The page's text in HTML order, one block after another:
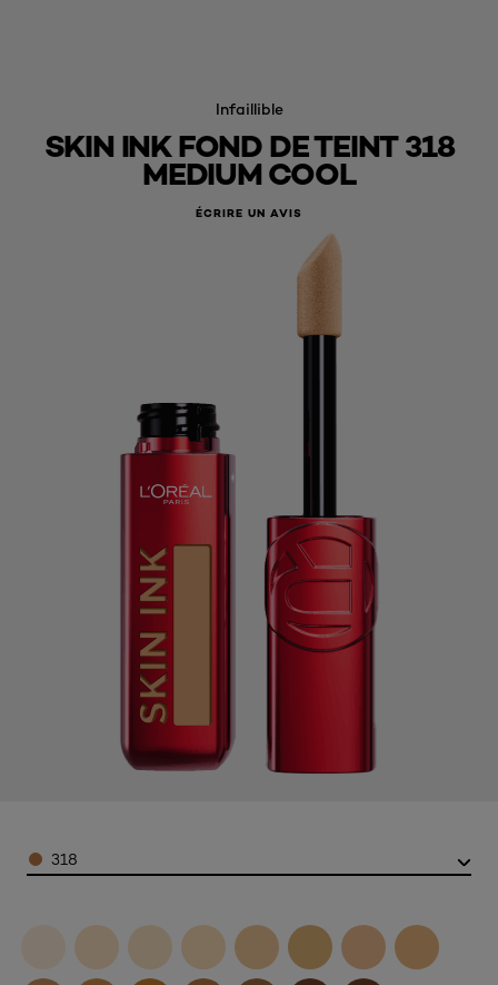
Infaillible
SKIN INK FOND DE TEINT 318
MEDIUM COOL
ÉCRIRE UN AVIS
Color
318